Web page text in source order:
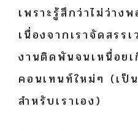
เพราะรู้สึกว่าไม่ว่าง
เนื่องจากเราจัดสรร
งานติดพันจนเหนื่อยเ
คอนเทนท์ใหม่ๆ (เป็น
สำหรับเราเอง)